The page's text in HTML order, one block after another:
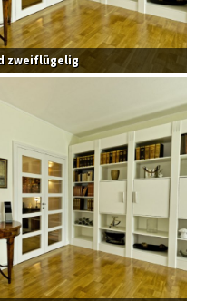
zweiflügelig